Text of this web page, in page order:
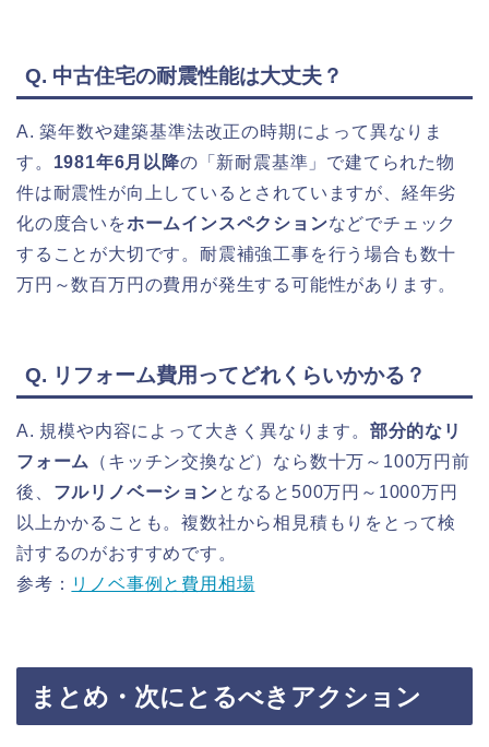
Q. 中古住宅の耐震性能は大丈夫？
A. 築年数や建築基準法改正の時期によって異なりま
す。 1981年6月以降の「新耐震基準」で建てられた物
件は耐震性が向上しているとされていますが、経年劣
化の度合いをホームインスペクションなどでチェック
することが大切です。耐震補強工事を行う場合も数十
万円～数百万円の費用が発生する可能性があります。
Q. リフォーム費用ってどれくらいかかる？
A. 規模や内容によって大きく異なります。 部分的なリ
フォーム
（キッチン交換など）なら数十万～100万円前
後、 フルリノベーションとなると500万円～1000万円
以上かかることも。複数社から相見積もりをとって検
討するのがおすすめです。
参考： リノベ事例と費用相場
まとめ・次にとるべきアクション